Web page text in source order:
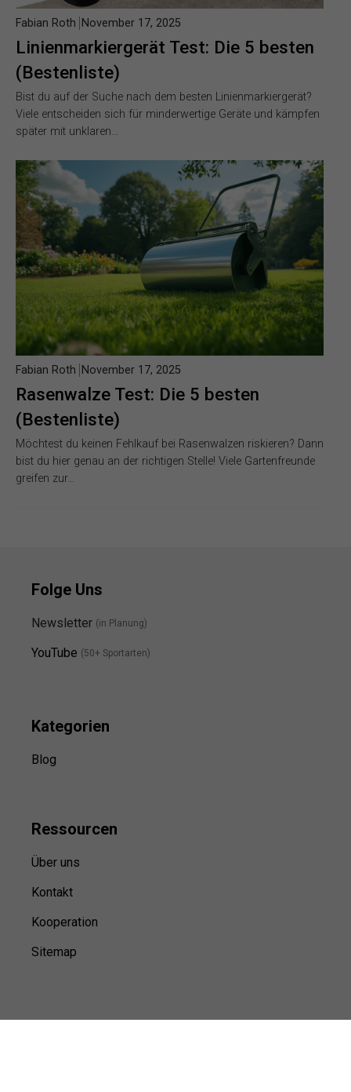
Linienmarkiergerät Test: Die 5 besten
(Bestenliste)
Fabian Roth November 17, 2025
Bist du auf der Suche nach dem besten Linienmarkiergerät?
Viele entscheiden sich für minderwertige Geräte und kämpfen
später mit unklaren…
Rasenwalze Test: Die 5 besten
(Bestenliste)
Fabian Roth November 17, 2025
Möchtest du keinen Fehlkauf bei Rasenwalzen riskieren? Dann
bist du hier genau an der richtigen Stelle! Viele Gartenfreunde
greifen zur…
Folge Uns
Newsletter (in Planung)
YouTube (50+ Sportarten)
Kategorien
Blog
Ressourcen
Über uns
Kontakt
Kooperation
Sitemap